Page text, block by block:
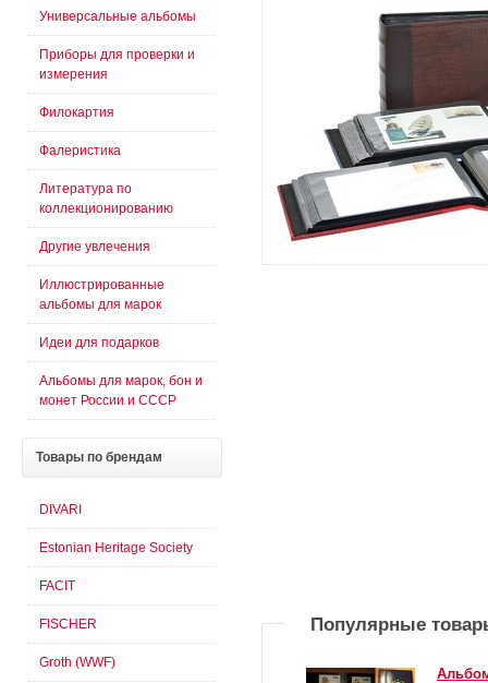
Популярные
Универсальные альбомы
Приборы для проверки и
измерения
Филокартия
Фалеристика
Литература по
коллекционированию
Другие увлечения
Иллюстрированные
альбомы для марок
Идеи для подарков
Альбомы для марок, бон и
монет России и СССР
Товары по брендам
DIVARI
Estonian Heritage Society
FACIT
FISCHER
Groth (WWF)